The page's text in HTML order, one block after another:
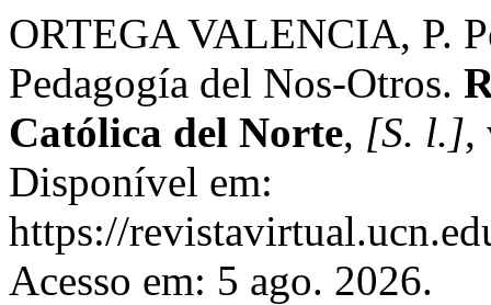
ORTEGA VALENCIA, P.
Pedagogía del Nos-Otros.
Católica del Norte, [S. l.],
Disponível em:
https://
Acesso em: 5 ago. 2026.